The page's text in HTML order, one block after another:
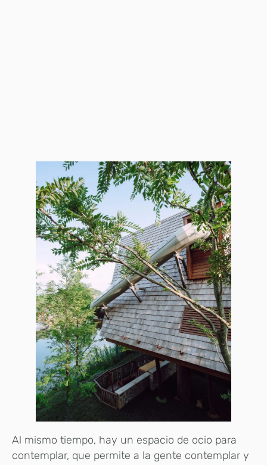
Al mismo tiempo, hay un espacio de ocio para
contemplar, que permite a la gente contemplar y